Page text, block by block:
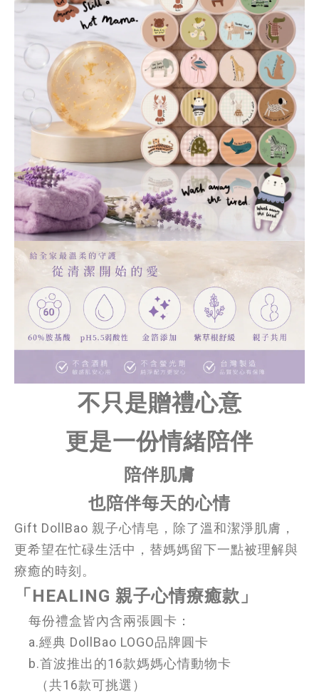
不只是贈禮心意
更是一份情緒陪伴
陪伴肌膚
也陪伴每天的心情
Gift DollBao 親子心情皂，除了溫和潔淨肌膚，
更希望在忙碌生活中，替媽媽留下一點被理解與
療癒的時刻。
「HEALING 親子心情療癒款」
每份禮盒皆內含兩張圓卡：
a.經典 DollBao LOGO品牌圓卡
b.首波推出的16款媽媽心情動物卡
（共16款可挑選）